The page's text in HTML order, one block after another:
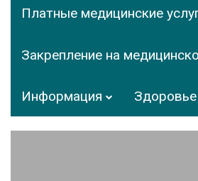
Платные медицинские
Закрепление на
Информация Здоровье